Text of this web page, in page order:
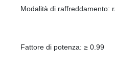
Modalità di raffreddamento:
Fattore di potenza: ≥ 0.99